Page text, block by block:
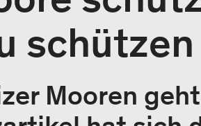
schützen
Mooren